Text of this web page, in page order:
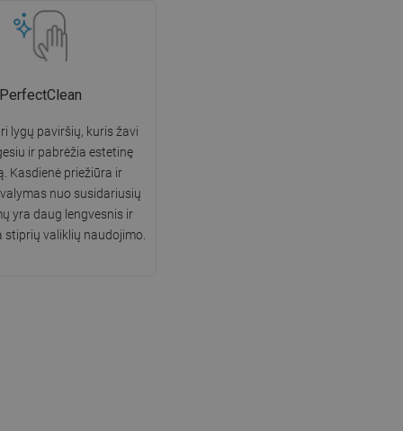
PerfectClean
lygų paviršių, kuris žavi
ir pabrėžia estetinę
Kasdienė priežiūra ir
nuo susidariusių
yra daug lengvesnis ir
stiprių valiklių naudojimo.